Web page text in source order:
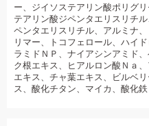
ー、ジイソステアリン酸ポリグ
テアリン酸ジペンタエリスリチ
ペンタエリスリチル、アルミナ
リマー、トコフェロール、ハイ
ラミドＮＰ、ナイアシンアミド
ク根エキス、ヒアルロン酸Ｎａ
エキス、チャ葉エキス、ビルベ
ス、酸化チタン、マイカ、酸化鉄